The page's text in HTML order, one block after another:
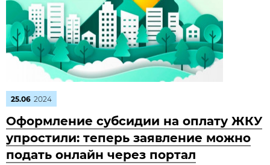
25.06 2024
Оформление субсидии на оплату ЖКУ
упростили: теперь заявление можно
подать онлайн через портал